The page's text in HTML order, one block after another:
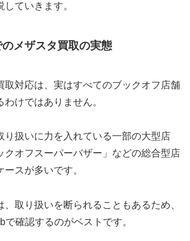
ていきます。
メザスタ買取の実態
取対応は、実はすべてのブックオフ店舗
けではありません。
り扱いに力を入れている一部の大型店
クオフスーパーバザー」などの総合型店
スが多いです。
取り扱いを断られることもあるため、
で確認するのがベストです。